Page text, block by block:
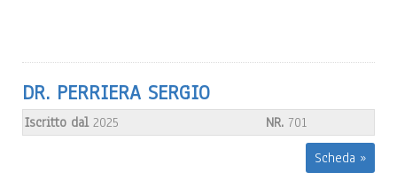
DR. PERRIERA SERGIO
Iscritto dal 2025 NR. 701
Scheda »